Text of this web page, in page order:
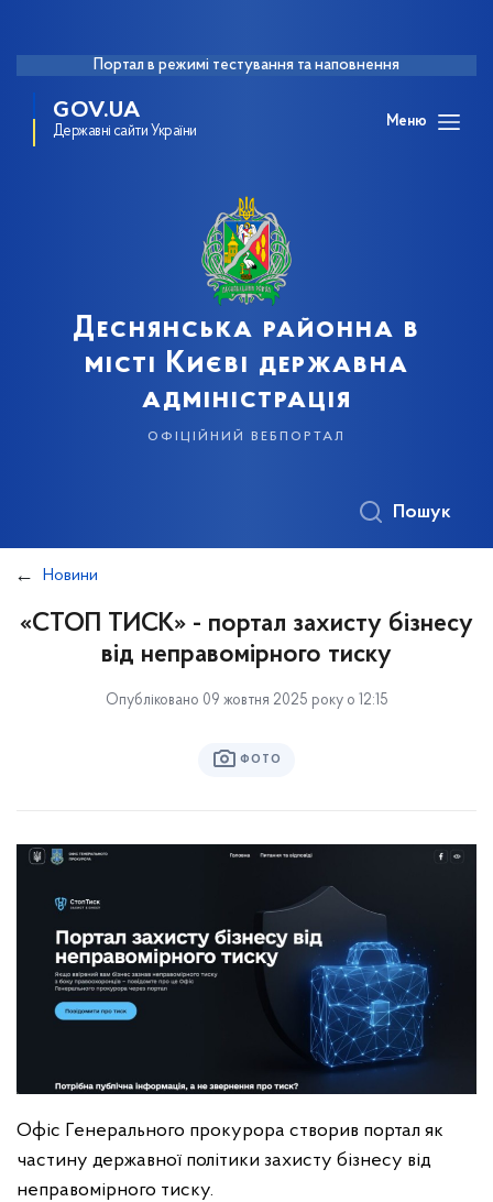
Портал в режимі тестування та наповнення
GOV.UA
Державні сайти України
Меню
Деснянська районна в
місті Києві державна
адміністрація
офіційний вебпортал
Пошук
Новини
«СТОП ТИСК» - портал захисту бізнесу
від неправомірного тиску
Опубліковано 09 жовтня 2025 року о 12:15
ФОТО
Офіс Генерального прокурора створив портал як
частину державної політики захисту бізнесу від
неправомірного тиску.